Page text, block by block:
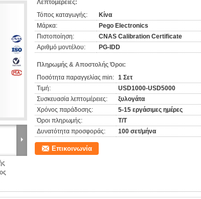
Λεπτομέρειες:
Τόπος καταγωγής:
Κίνα
Μάρκα:
Pego Electronics
Πιστοποίηση:
CNAS Calibration Certificate
Αριθμό μοντέλου:
PG-IDD
Πληρωμής & Αποστολής Όροι:
Ποσότητα παραγγελίας min: 1 Σετ
Τιμή:
USD1000-USD5000
Συσκευασία λεπτομέρειες:
ξυλογάτα
Χρόνος παράδοσης:
5-15 εργάσιμες ημέρες
Όροι πληρωμής:
T/T
Δυνατότητα προσφοράς:
100 σετ/μήνα
Επικοινωνία